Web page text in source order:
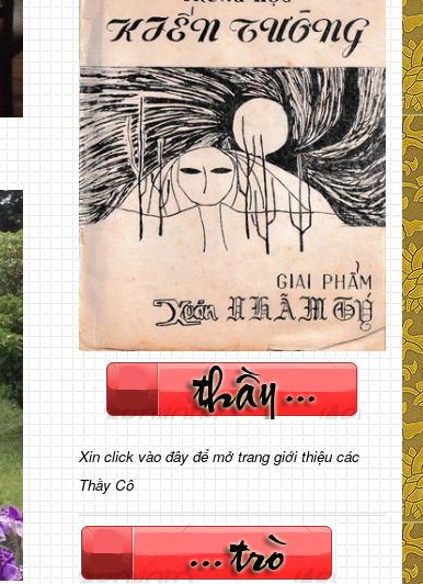
Xin click vào đây để mở trang giới thiệu các
Thầy Cô